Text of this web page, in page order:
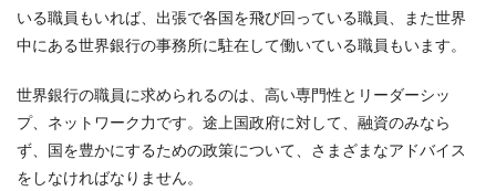
いる職員もいれば、出張で各国を飛び回っている職員、また世界
中にある世界銀行の事務所に駐在して働いている職員もいます。
世界銀行の職員に求められるのは、高い専門性とリーダーシッ
プ、ネットワーク力です。途上国政府に対して、融資のみなら
ず、国を豊かにするための政策について、さまざまなアドバイス
をしなければなりません。